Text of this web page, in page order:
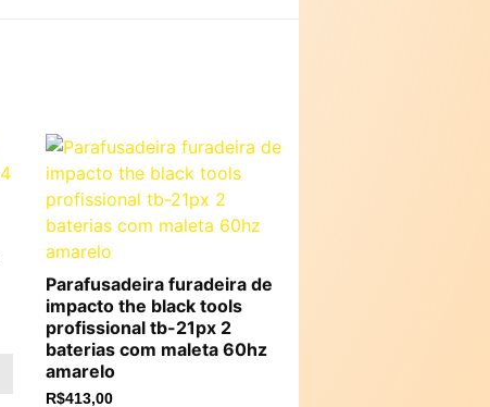
Parafusadeira furadeira de
impacto the black tools
profissional tb-21px 2
baterias com maleta 60hz
amarelo
R$413,00